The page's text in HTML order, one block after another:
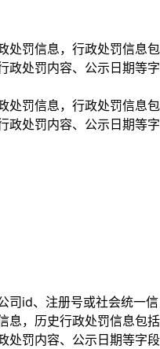
处罚信息，行政处罚信息包
政处罚内容、公示日期等字
处罚信息，行政处罚信息包
政处罚内容、公示日期等字
司id、注册号或社会统一信
息，历史行政处罚信息包括
处罚内容、公示日期等字段